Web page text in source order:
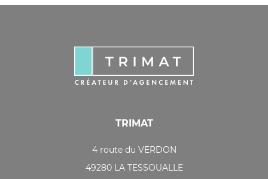
TRIMAT
4 route du VERDON
49280 LA TESSOUALLE